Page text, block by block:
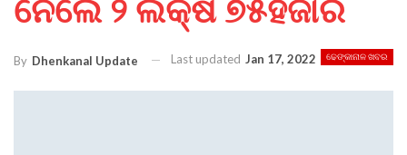
ନେଲେ ୨ ଲକ୍ଷ ୭୫ହଜାର
ଢେଙ୍କାନାଳ ଖବର
By Dhenkanal Update Last updated Jan 17, 2022